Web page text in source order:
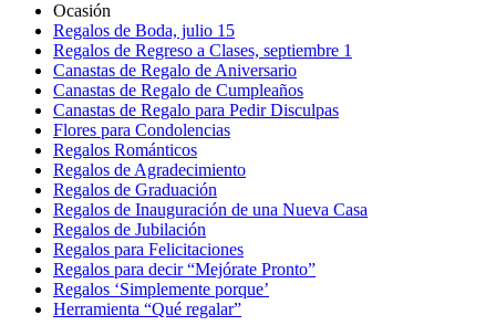
Ocasión
Regalos de Boda, julio 15
Regalos de Regreso a Clases, septiembre 1
Canastas de Regalo de Aniversario
Canastas de Regalo de Cumpleaños
Canastas de Regalo para Pedir Disculpas
Flores para Condolencias
Regalos Románticos
Regalos de Agradecimiento
Regalos de Graduación
Regalos de Inauguración de una Nueva Casa
Regalos de Jubilación
Regalos para Felicitaciones
Regalos para decir “Mejórate Pronto”
Regalos ‘Simplemente porque’
Herramienta “Qué regalar”